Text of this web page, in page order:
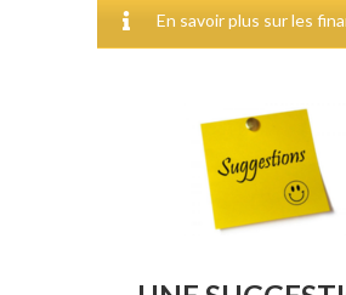
En savoir plus sur les